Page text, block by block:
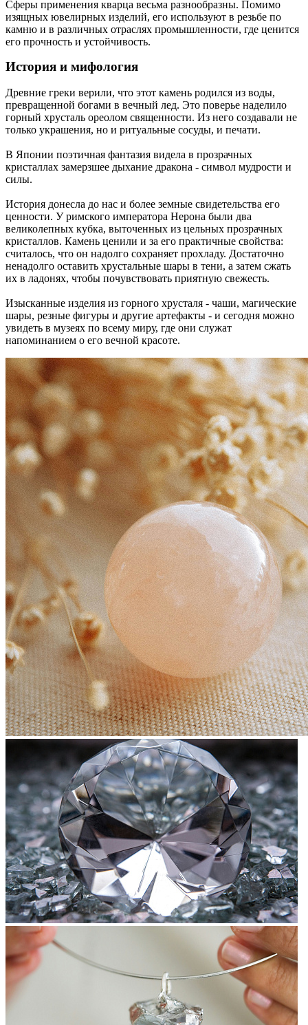
Сферы применения кварца весьма разнообразны. Помимо
изящных ювелирных изделий, его используют в резьбе по
камню и в различных отраслях промышленности, где ценится
его прочность и устойчивость.
История и мифология
Древние греки верили, что этот камень родился из воды,
превращенной богами в вечный лед. Это поверье наделило
горный хрусталь ореолом священности. Из него создавали не
только украшения, но и ритуальные сосуды, и печати.
В Японии поэтичная фантазия видела в прозрачных
кристаллах замерзшее дыхание дракона - символ мудрости и
силы.
История донесла до нас и более земные свидетельства его
ценности. У римского императора Нерона были два
великолепных кубка, выточенных из цельных прозрачных
кристаллов. Камень ценили и за его практичные свойства:
считалось, что он надолго сохраняет прохладу. Достаточно
ненадолго оставить хрустальные шары в тени, а затем сжать
их в ладонях, чтобы почувствовать приятную свежесть.
Изысканные изделия из горного хрусталя - чаши, магические
шары, резные фигуры и другие артефакты - и сегодня можно
увидеть в музеях по всему миру, где они служат
напоминанием о его вечной красоте.